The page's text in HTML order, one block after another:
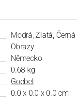
Modrá, Zlatá, Černá
Obrazy
Německo
0.68 kg
Goebel
0.0 x 0.0 x 0.0 cm